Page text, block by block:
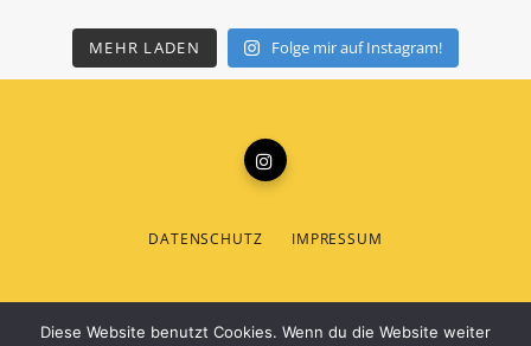
MEHR LADEN Folge mir auf Instagram!
DATENSCHUTZ IMPRESSUM
Diese Website benutzt Cookies. Wenn du die Website weiter